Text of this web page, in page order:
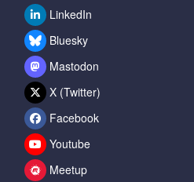
LinkedIn
Bluesky
Mastodon
X (Twitter)
Facebook
Youtube
Meetup